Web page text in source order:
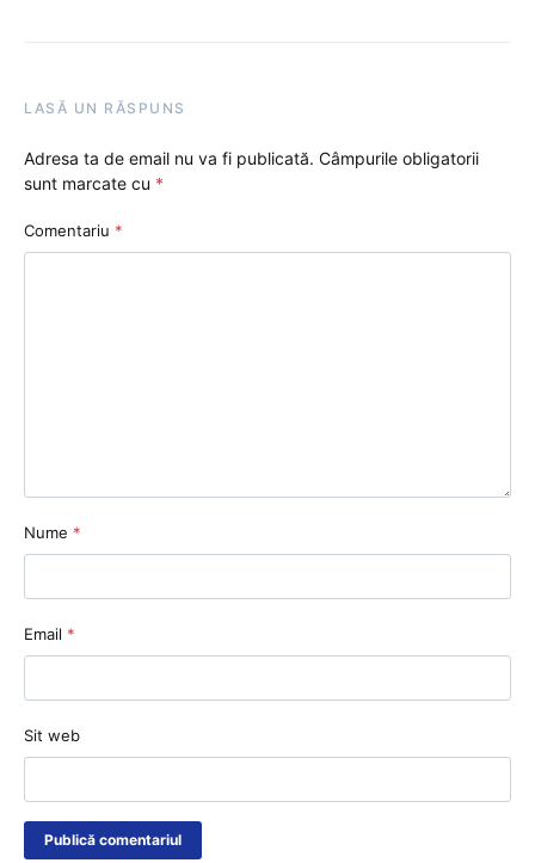
LASĂ UN RĂSPUNS
Adresa ta de email nu va fi publicată. Câmpurile obligatorii
sunt marcate cu *
Comentariu *
Nume *
Email *
Sit web